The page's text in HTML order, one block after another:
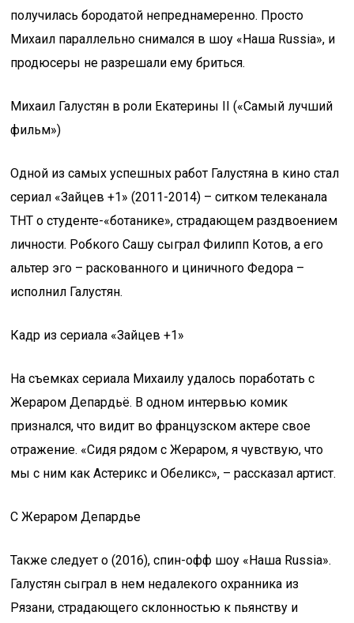
получилась бородатой непреднамеренно. Просто
Михаил параллельно снимался в шоу «Наша Russia», и
продюсеры не разрешали ему бриться.
Михаил Галустян в роли Екатерины II («Самый лучший
фильм»)
Одной из самых успешных работ Галустяна в кино стал
сериал «Зайцев +1» (2011-2014) – ситком телеканала
ТНТ о студенте-«ботанике», страдающем раздвоением
личности. Робкого Сашу сыграл Филипп Котов, а его
альтер эго – раскованного и циничного Федора –
исполнил Галустян.
Кадр из сериала «Зайцев +1»
На съемках сериала Михаилу удалось поработать с
Жераром Депардьё. В одном интервью комик
признался, что видит во французском актере свое
отражение. «Сидя рядом с Жераром, я чувствую, что
мы с ним как Астерикс и Обеликс», – рассказал артист.
С Жераром Депардье
Также следует о (2016), спин-офф шоу «Наша Russia».
Галустян сыграл в нем недалекого охранника из
Рязани, страдающего склонностью к пьянству и